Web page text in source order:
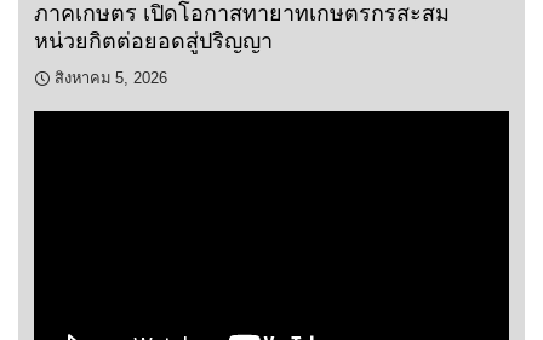
ภาคเกษตร เปิดโอกาสทายาทเกษตรกรสะสม
หน่วยกิตต่อยอดสู่ปริญญา
สิงหาคม 5, 2026